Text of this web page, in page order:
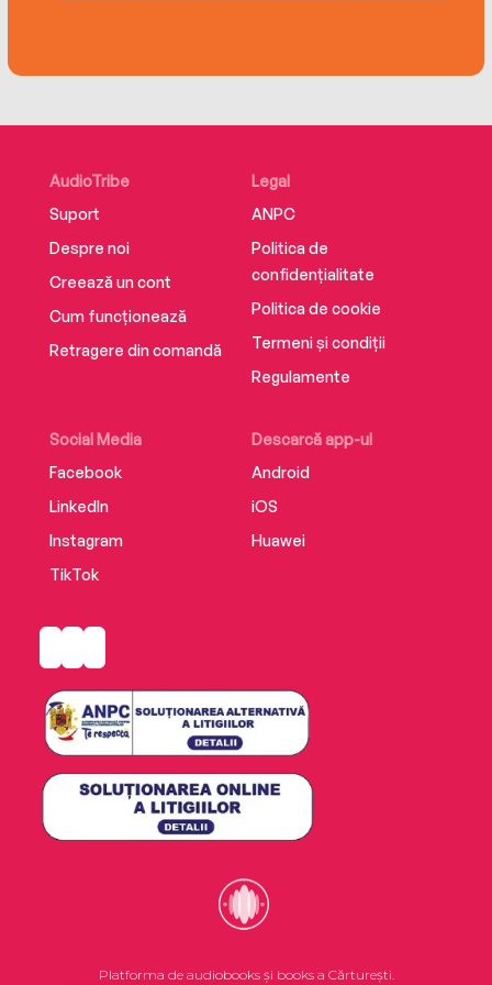
AudioTribe
Suport
Despre noi
Creează un cont
Cum funcționează
Retragere din comandă
Social Media
Facebook
LinkedIn
Instagram
TikTok
Descarcă app-ul
Android
iOS
Huawei
Legal
ANPC
Politica de
confidențialitate
Politica de cookie
Termeni și condiții
Regulamente
Platforma de audiobooks și books a Cărturești.